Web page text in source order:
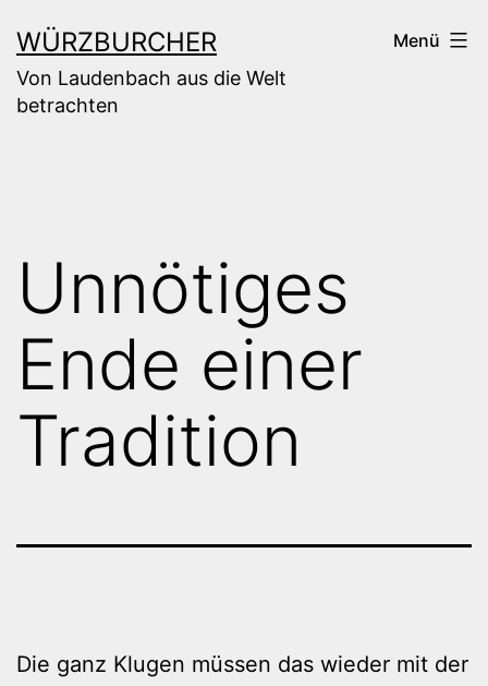
Inhalt
springen
WÜRZBURCHER
Von Laudenbach aus die Welt
betrachten
Menü
Unnötiges
Ende einer
Tradition
Die ganz Klugen müssen das wieder mit der